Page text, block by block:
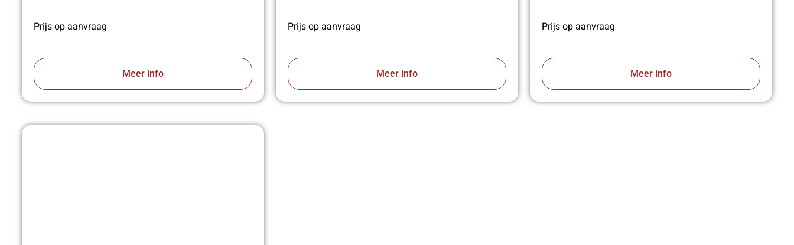
Prijs op aanvraag
Meer info
Prijs op aanvraag
Meer info
Prijs op aanvraag
Meer info